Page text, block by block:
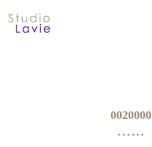
0020000